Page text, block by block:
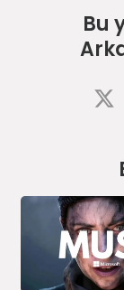
Bu